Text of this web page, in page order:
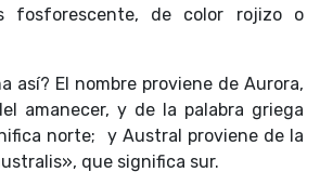
fosforescente, de color rojizo o
así? El nombre proviene de Aurora,
amanecer, y de la palabra griega
norte; y Austral proviene de la
que significa sur.